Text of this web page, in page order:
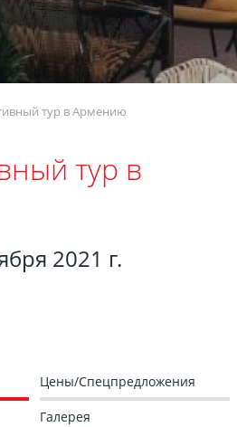
тур в Армению
тур в
2021 г.
Цены/Спецпредложения
Галерея